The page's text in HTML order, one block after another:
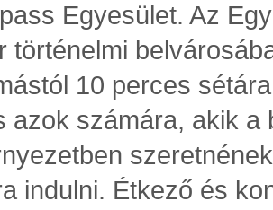
Egyesület. Az
történelmi
10 perces
azok számára, akik a
indulni. Étkező és